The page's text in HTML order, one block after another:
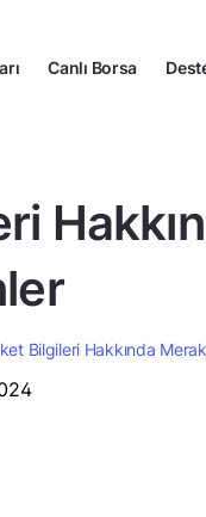
Canlı Borsa
Bilgileri Hakkında